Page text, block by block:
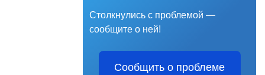
Столкнулись с проблемой —
сообщите о ней!
Сообщить о проблеме